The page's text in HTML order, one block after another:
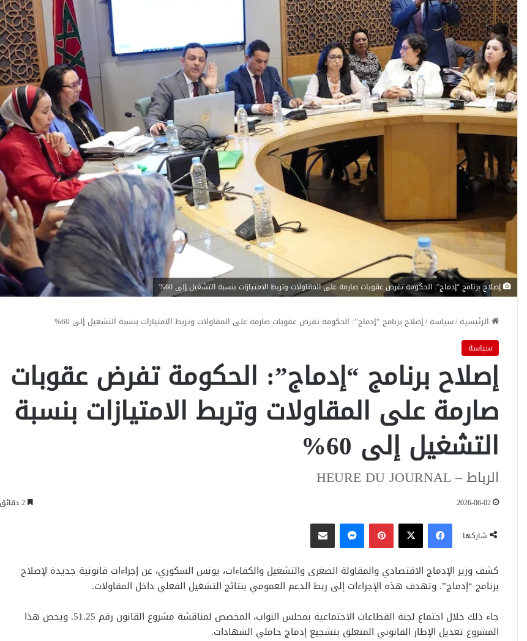
إصلاح برنامج “إدماج”: الحكومة تفرض عقوبات صارمة على المقاولات وتربط الامتيازات بنسبة التشغيل إلى 60%
الرئيسية/سياسة/إصلاح برنامج “إدماج”: الحكومة تفرض عقوبات صارمة على المقاولات وتربط الامتيازات بنسبة التشغيل إلى 60%
سياسة
إصلاح برنامج “إدماج”: الحكومة تفرض عقوبات
صارمة على المقاولات وتربط الامتيازات بنسبة
التشغيل إلى 60%
الرباط – HEURE DU JOURNAL
2026-06-02
شاركها
فيسبوك ‫X بينتيريست
كشف وزير الإدماج الاقتصادي والمقاولة الصغرى والتشغيل والكفاءات، يونس السكوري، عن إجراءات قانونية جديدة لإصلاح
برنامج “إدماج”. وتهدف هذه الإجراءات إلى ربط الدعم العمومي بنتائج التشغيل الفعلي داخل المقاولات.
جاء ذلك خلال اجتماع لجنة القطاعات الاجتماعية بمجلس النواب، المخصص لمناقشة مشروع القانون رقم 51.25. ويخص هذا
المشروع تعديل الإطار القانوني المتعلق بتشجيع إدماج حاملي الشهادات.